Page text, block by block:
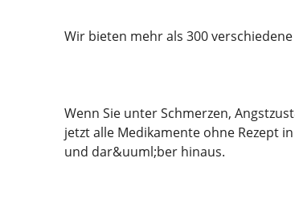
Wir bieten mehr als 300
Wenn Sie unter Schmerzen,
jetzt alle Medikamente ohne Rezept
und dar&uuml;ber hinaus.